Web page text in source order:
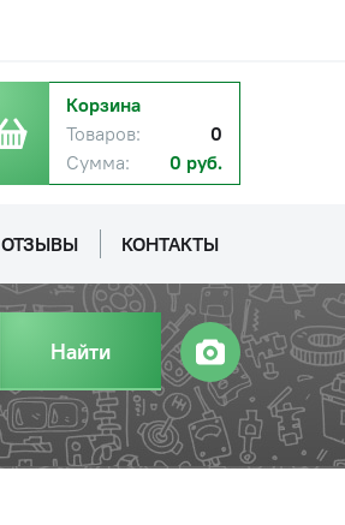
Корзина
Товаров:
0
Сумма:
0 руб.
ОТЗЫВЫ КОНТАКТЫ
Найти
+ Купить